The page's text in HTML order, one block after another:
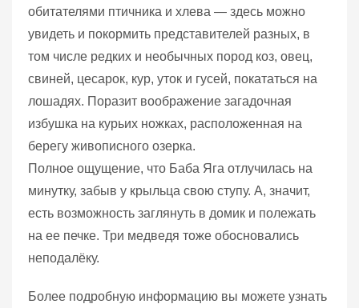
обитателями птичника и хлева — здесь можно
увидеть и покормить представителей разных, в
том числе редких и необычных пород коз, овец,
свиней, цесарок, кур, уток и гусей, покататься на
лошадях. Поразит воображение загадочная
избушка на курьих ножках, расположенная на
берегу живописного озерка.
Полное ощущение, что Баба Яга отлучилась на
минутку, забыв у крыльца свою ступу. А, значит,
есть возможность заглянуть в домик и полежать
на ее печке. Три медведя тоже обосновались
неподалёку.
Более подробную информацию вы можете узнать